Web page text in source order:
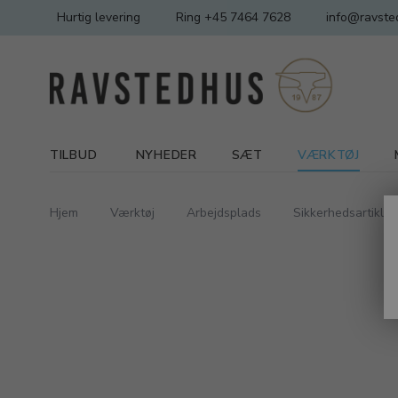
Hurtig levering Ring +45 7464 7628
TILBUD NYHEDER SÆT VÆRKTØJ
Hjem Værktøj Arbejdsplads Sikkerhedsartikler